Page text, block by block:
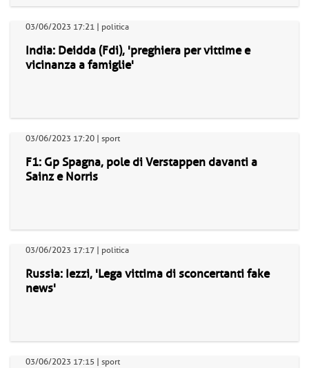
03/06/2023 17:21 | politica
India: Deidda (Fdi), 'preghiera per vittime e
vicinanza a famiglie'
03/06/2023 17:20 | sport
F1: Gp Spagna, pole di Verstappen davanti a
Sainz e Norris
03/06/2023 17:17 | politica
Russia: Iezzi, 'Lega vittima di sconcertanti fake
news'
03/06/2023 17:15 | sport